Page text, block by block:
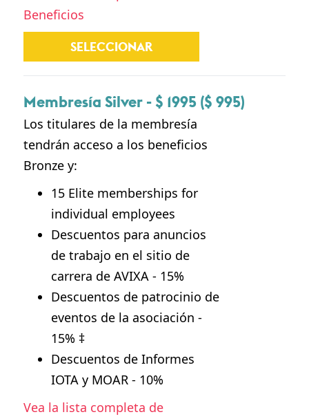
Beneficios
SELECCIONAR
Membresía Silver - $ 1995 ($ 995)
Los titulares de la membresía
tendrán acceso a los beneficios
Bronze y:
15 Elite memberships for
individual employees
Descuentos para anuncios
de trabajo en el sitio de
carrera de AVIXA - 15%
Descuentos de patrocinio de
eventos de la asociación -
15% ‡
Descuentos de Informes
IOTA y MOAR - 10%
Vea la lista completa de